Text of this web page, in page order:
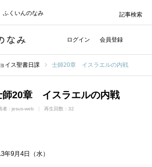
ふくいんのなみ
ログイン 会員登録
記事検索
イス聖書日課 士師20章 イスラエルの内戦
師20章 イスラエルの内戦
者 : jesus-web 再生回数：32
年9月4日（水）